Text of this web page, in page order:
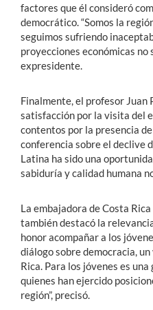
factores que él consideró
democrático. “Somos la
seguimos sufriendo
proyecciones económicas no
expresidente.
Finalmente, el profesor Juan
satisfacción por la visita del
contentos por la presencia
conferencia sobre el declive
Latina ha sido una
sabiduría y calidad humana
La embajadora de Costa
también destacó la
honor acompañar a los
diálogo sobre democracia,
Rica. Para los jóvenes es
quienes han ejercido
región”, precisó.